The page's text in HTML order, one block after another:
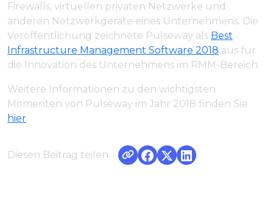
Firewalls, virtuellen privaten Netzwerke und
anderen Netzwerkgeräte eines Unternehmens. Die
Veröffentlichung zeichnete Pulseway als Best
Infrastructure Management Software 2018 aus für
die Innovation des Unternehmens im RMM-Bereich.
Weitere Informationen zu den wichtigsten
Momenten von Pulseway im Jahr 2018 finden Sie
hier.
Diesen Beitrag teilen